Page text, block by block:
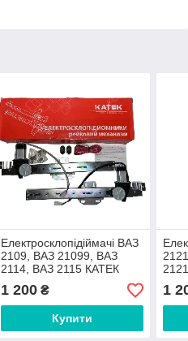
Електросклопідіймачі ВАЗ
2109, ВАЗ 21099, ВАЗ
2114, ВАЗ 2115 КАТЕК
комплект
1 200₴
Купити
1